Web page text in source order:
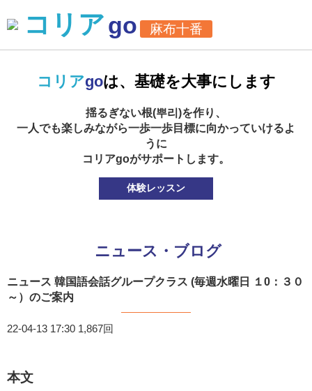
コリアgo 麻布十番
コリアgoは、基礎を大事にします
揺るぎない根(뿌리)を作り、
一人でも楽しみながら一歩一歩目標に向かっていけるよ
うに
コリアgoがサポートします。
体験レッスン
ニュース・ブログ
ニュース 韓国語会話グループクラス (毎週水曜日 １0：３０
～）のご案内
22-04-13 17:30 1,867回
本文